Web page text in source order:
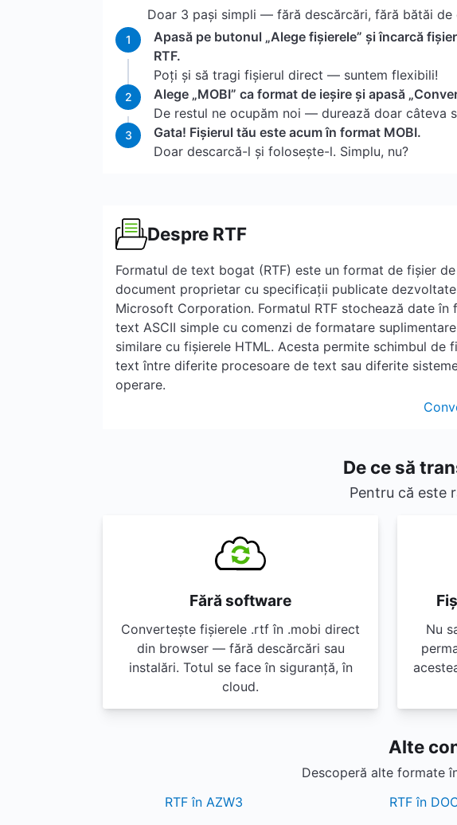
Doar 3 pași simpli — fără descărcări, fără bătăi de
1
Apasă pe butonul „Alege fișierele” și încarcă
RTF.
Poți și să tragi fișierul direct — suntem flexibili!
2
Alege „MOBI” ca format de ieșire și apasă
De restul ne ocupăm noi — durează doar câteva
3
Gata! Fișierul tău este acum în format MOBI.
Doar descarcă-l și folosește-l. Simplu, nu?
Despre RTF
Formatul de text bogat (RTF) este un format de fișier de
document proprietar cu specificații publicate
Microsoft Corporation. Formatul RTF stochează date în
text ASCII simple cu comenzi de formatare
similare cu fișierele HTML. Acesta permite schimbul de
text între diferite procesoare de text sau diferite
operare.
De ce să
Pentru că este
Fără software
Convertește fișierele .rtf în .mobi direct
din browser — fără descărcări sau
instalări. Totul se face în siguranță, în
cloud.
Nu
Alte
Descoperă alte formate
RTF în AZW3
RTF în